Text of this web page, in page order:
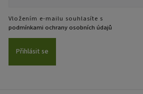
Vložením e-mailu souhlasíte s
podmínkami ochrany osobních údajů
Přihlásit se